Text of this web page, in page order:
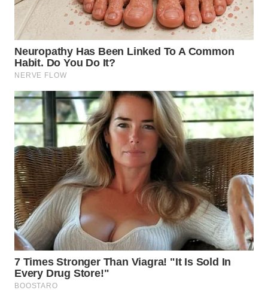
LAWAS
WN
SUMEDANG
CIANJUR
WN
KEPULAUAN
SERIBU
WN
TANGERANG
WN
BINJAI
WN
CIREBON